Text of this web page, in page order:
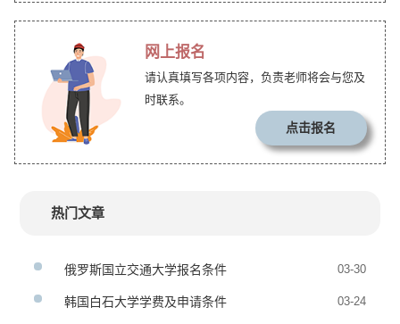
网上报名
请认真填写各项内容，负责老师将会与您及
时联系。
点击报名
热门文章
俄罗斯国立交通大学报名条件 03-30
韩国白石大学学费及申请条件 03-24